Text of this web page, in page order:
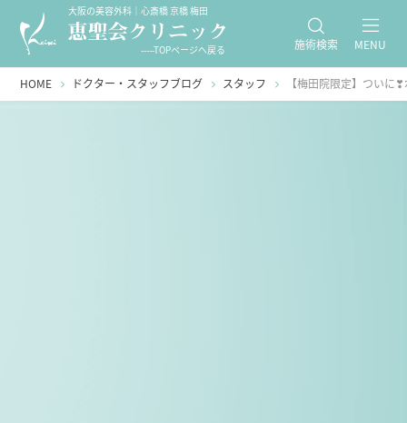
大阪の美容外科｜心斎橋 京橋 梅田
-----TOPページへ戻る 施術検索 MENU
HOME ドクター・スタッフブログ スタッフ 【梅田院限定】ついに